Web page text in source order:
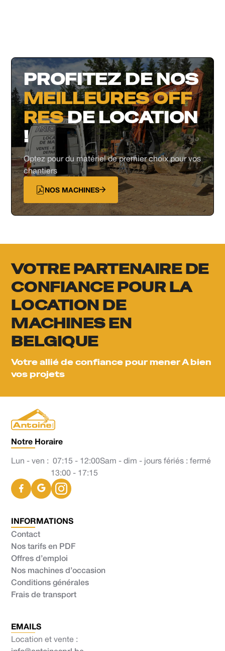
PROFITEZ DE NOS
MEILLEURES OFF
RESDE LOCATION
!
Optez pour du matériel de premier choix pour vos
chantiers
NOS MACHINES
VOTRE PARTENAIRE DE
CONFIANCE POUR LA
LOCATION DE
MACHINES EN
BELGIQUE
Votre allié de confiance pour mener A bien
vos projets
Notre Horaire
Lun - ven : 07:15 - 12:00
13:00 - 17:15
Sam - dim - jours fériés : fermé
INFORMATIONS
Contact
Nos tarifs en PDF
Offres d’emploi
Nos machines d’occasion
Conditions générales
Frais de transport
EMAILS
Location et vente :